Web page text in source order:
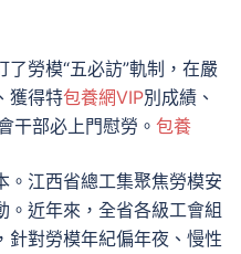
勞模“五必訪”軌制，在嚴
獲得特包養網VIP別成績、
干部必上門慰勞。 包養
。江西省總工集聚焦勞模安
。近年來，全省各級工會組
針對勞模年紀偏年夜、慢性